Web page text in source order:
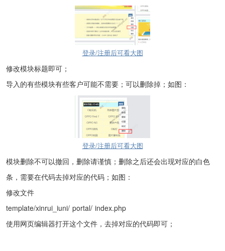
登录/注册后可看大图
修改模块标题即可；
导入的有些模块有些客户可能不需要；可以删除掉；如图：
登录/注册后可看大图
模块删除不可以撤回，删除请谨慎；删除之后还会出现对应的白色
条，需要在代码去掉对应的代码；如图：
修改文件
template/xinrui_iuni/ portal/ index.php
使用网页编辑器打开这个文件，去掉对应的代码即可；